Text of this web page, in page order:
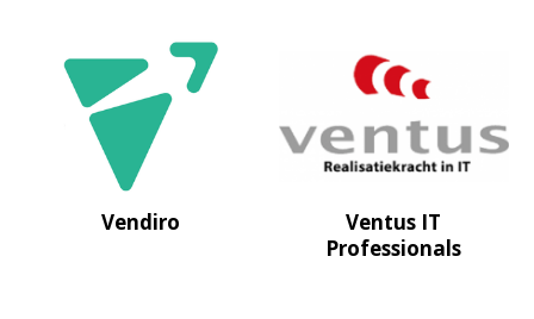
Vendiro
Ventus IT
Professionals